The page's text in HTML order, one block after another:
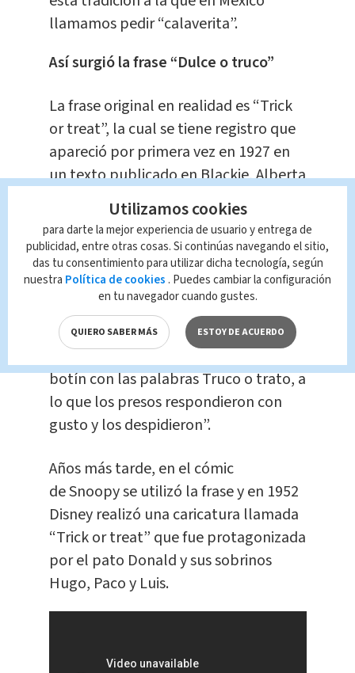
llamamos pedir “calaverita”.
Así surgió la frase “Dulce o truco”
La frase original en realidad es “Trick
or treat”, la cual se tiene registro que
apareció por primera vez en 1927 en
un texto publicado en Blackie, Alberta
en el que se narra la celebración de
Halloween que se llevó a cabo ese
año.
“Halloween brindo una oportunidad
para una verdadera diversión (…), los
jóvenes torturadores estaban en la
puerta de enfrente demandando un
botín con las palabras Truco o trato, a
lo que los presos respondieron con
gusto y los despidieron”.
Años más tarde, en el cómic
de Snoopy se utilizó la frase y en 1952
Disney realizó una caricatura llamada
“Trick or treat” que fue protagonizada
por el pato Donald y sus sobrinos
Hugo, Paco y Luis.
Utilizamos cookies
para darte la mejor experiencia de usuario y entrega de
publicidad, entre otras cosas. Si continúas navegando el sitio,
das tu consentimiento para utilizar dicha tecnología, según
nuestra Política de cookies . Puedes cambiar la configuración
en tu navegador cuando gustes.
QUIERO SABER MÁS ESTOY DE ACUERDO